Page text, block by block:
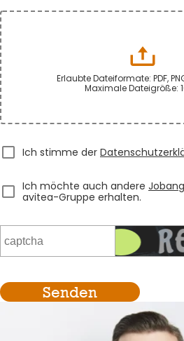
Erlaubte Dateiformate: PDF,
Maximale Dateigröße:
Ich stimme der
Ich möchte auch andere
avitea-Gruppe erhalten.
Senden